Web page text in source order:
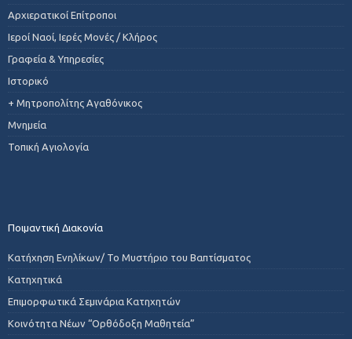
Αρχιερατικοί Επίτροποι
Ιεροί Ναοί, Ιερές Μονές / Κλήρος
Γραφεία & Υπηρεσίες
Ιστορικό
+ Μητροπολίτης Αγαθόνικος
Μνημεία
Τοπική Αγιολογία
Ποιμαντική Διακονία
Κατήχηση Ενηλίκων/ Το Μυστήριο του Βαπτίσματος
Κατηχητικά
Επιμορφωτικά Σεμινάρια Κατηχητών
Κοινότητα Νέων “Ορθόδοξη Μαθητεία”